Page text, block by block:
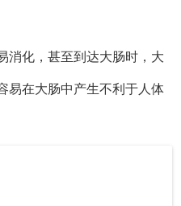
消化，甚至到达大肠时，大
易在大肠中产生不利于人体